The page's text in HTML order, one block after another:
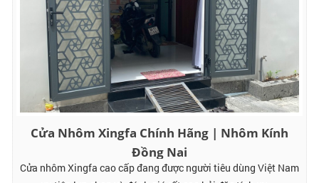
Cửa Nhôm Xingfa Chính Hãng | Nhôm Kính
Đồng Nai
Cửa nhôm Xingfa cao cấp đang được người tiêu dùng Việt Nam